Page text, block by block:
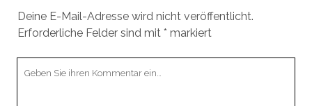
Deine E-Mail-Adresse wird nicht veröffentlicht.
Erforderliche Felder sind mit * markiert